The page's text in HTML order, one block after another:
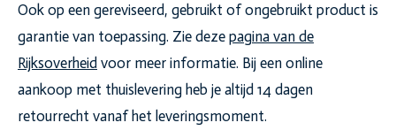
Ook op een gereviseerd, gebruikt of ongebruikt product is
garantie van toepassing. Zie deze pagina van de
Rijksoverheid voor meer informatie. Bij een online
aankoop met thuislevering heb je altijd 14 dagen
retourrecht vanaf het leveringsmoment.